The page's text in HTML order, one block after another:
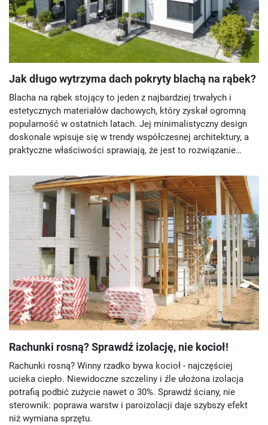
Jak długo wytrzyma dach pokryty blachą na rąbek?
Blacha na rąbek stojący to jeden z najbardziej trwałych i
estetycznych materiałów dachowych, który zyskał ogromną
popularność w ostatnich latach. Jej minimalistyczny design
doskonale wpisuje się w trendy współczesnej architektury, a
praktyczne właściwości sprawiają, że jest to rozwiązanie
Rachunki rosną? Sprawdź izolację, nie kocioł!
Rachunki rosną? Winny rzadko bywa kocioł - najczęściej
ucieka ciepło. Niewidoczne szczeliny i źle ułożona izolacja
potrafią podbić zużycie nawet o 30%. Sprawdź ściany, nie
sterownik: poprawa warstw i paroizolacji daje szybszy efekt
niż wymiana sprzętu.